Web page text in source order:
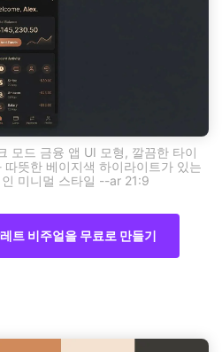
모드 금융 앱 UI 모형, 깔끔한 타이
뜻한 베이지색 하이라이트가 있는
미니멀 스타일 --ar 21:9
트 비주얼을 무료로 만들기